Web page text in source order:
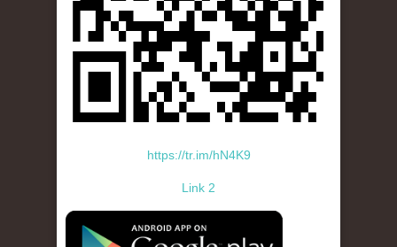
https://tr.im/hN4K9
Link 2
standard-icon-googleplay-app-store.png